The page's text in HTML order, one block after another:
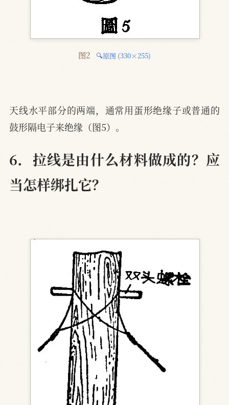
图2 🔍原图 (330×255)
天线水平部分的两端，通常用蛋形绝缘子或普通的
鼓形隔电子来绝缘（图5）。
6．拉线是由什么材料做成的？应
当怎样绑扎它？